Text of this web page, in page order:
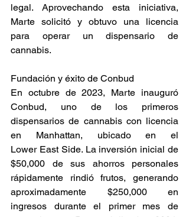
legal. Aprovechando esta iniciativa,
Marte solicitó y obtuvo una licencia
para operar un dispensario de
cannabis.
Fundación y éxito de Conbud
En octubre de 2023, Marte inauguró
Conbud, uno de los primeros
dispensarios de cannabis con licencia
en Manhattan, ubicado en el
Lower East Side. La inversión inicial de
$50,000 de sus ahorros personales
rápidamente rindió frutos, generando
aproximadamente $250,000 en
ingresos durante el primer mes de